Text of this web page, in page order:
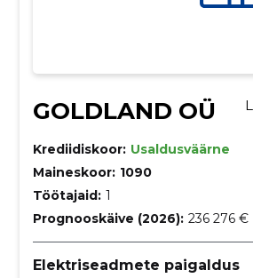
GOLDLAND OÜ
Krediidiskoor: Usaldusväärne
Maineskoor: 1090
Töötajaid: 1
Prognooskäive (2026): 236 276 €
Elektriseadmete paigaldus